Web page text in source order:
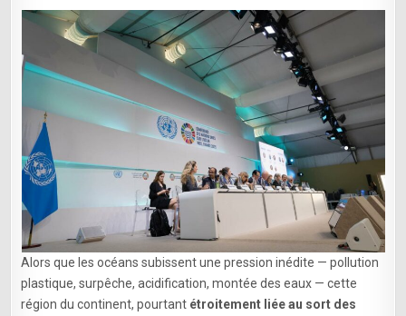
Alors que les océans subissent une pression inédite — pollution
plastique, surpêche, acidification, montée des eaux — cette
région du continent, pourtant étroitement liée au sort des